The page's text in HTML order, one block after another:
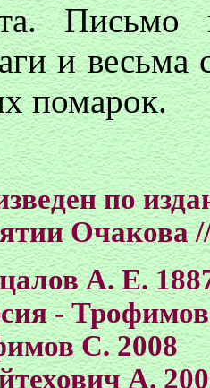
и
помарок.
по
Очакова
А. Е.
-
С. 2008
А.